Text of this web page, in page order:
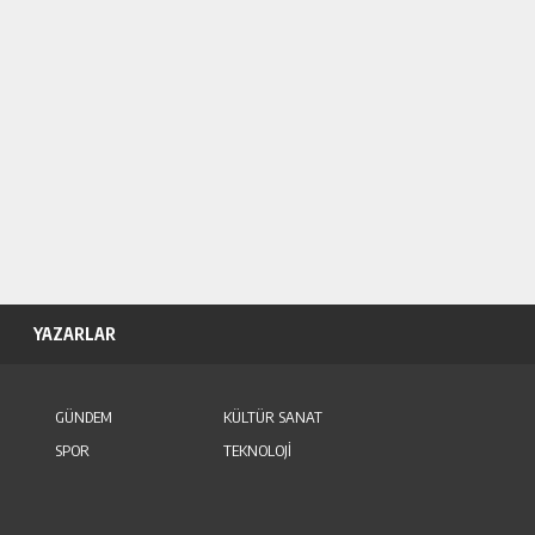
YAZARLAR
GÜNDEM
KÜLTÜR SANAT
SPOR
TEKNOLOJİ